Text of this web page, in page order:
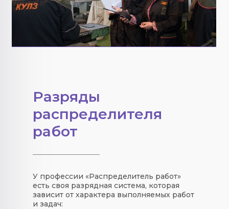
Разряды
распределителя
работ
У профессии «Распределитель работ»
есть своя разрядная система, которая
зависит от характера выполняемых работ
и задач: